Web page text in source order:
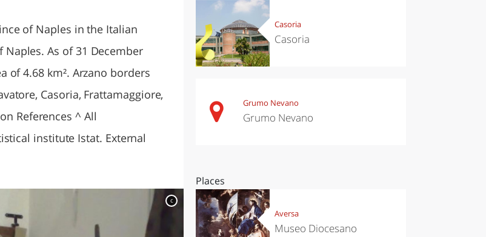
of Naples in the Italian
As of 31 December
of 4.68 km². Arzano borders
Casoria, Frattamaggiore,
References ^ All
institute Istat. External
c
Casoria
Casoria
Grumo Nevano
Grumo Nevano
Places
Aversa
Museo Diocesano